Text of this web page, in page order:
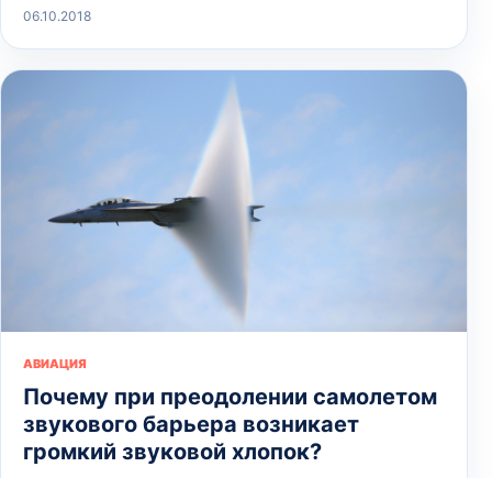
06.10.2018
АВИАЦИЯ
Почему при преодолении самолетом
звукового барьера возникает
громкий звуковой хлопок?